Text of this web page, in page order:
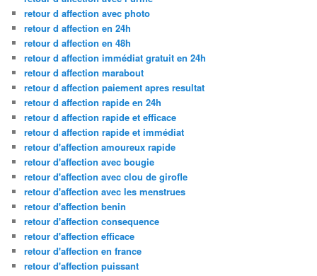
retour d affection avec photo
retour d affection en 24h
retour d affection en 48h
retour d affection immédiat gratuit en 24h
retour d affection marabout
retour d affection paiement apres resultat
retour d affection rapide en 24h
retour d affection rapide et efficace
retour d affection rapide et immédiat
retour d'affection amoureux rapide
retour d'affection avec bougie
retour d'affection avec clou de girofle
retour d'affection avec les menstrues
retour d'affection benin
retour d'affection consequence
retour d'affection efficace
retour d'affection en france
retour d'affection puissant